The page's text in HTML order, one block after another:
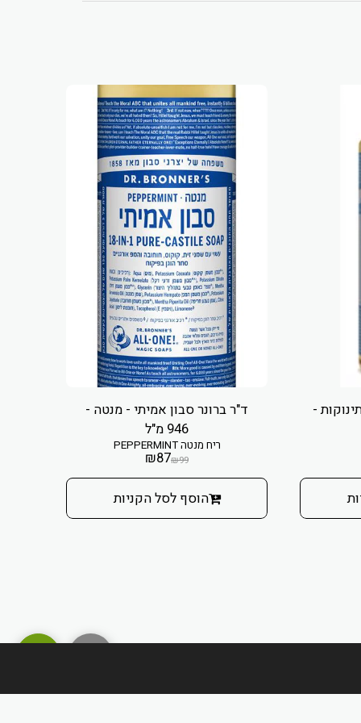
-
ד"ר ברונר סבון אמיתי - מנטה -
946 מ"ל
ריח מנטה PEPPERMINT
₪99
₪87
הוסף לסל הקניות